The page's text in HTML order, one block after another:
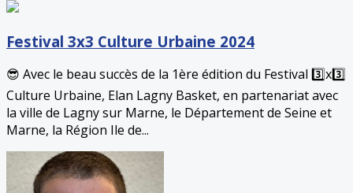
Festival 3x3 Culture Urbaine 2024
😎 Avec le beau succès de la 1ère édition du Festival 3️⃣x3️⃣
Culture Urbaine, Elan Lagny Basket, en partenariat avec
la ville de Lagny sur Marne, le Département de Seine et
Marne, la Région Ile de...